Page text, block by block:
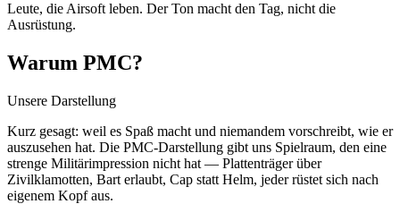
Leute, die Airsoft leben. Der Ton macht den Tag, nicht die
Ausrüstung.
Warum PMC?
Unsere Darstellung
Kurz gesagt: weil es Spaß macht und niemandem vorschreibt, wie er
auszusehen hat. Die PMC-Darstellung gibt uns Spielraum, den eine
strenge Militärimpression nicht hat — Plattenträger über
Zivilklamotten, Bart erlaubt, Cap statt Helm, jeder rüstet sich nach
eigenem Kopf aus.